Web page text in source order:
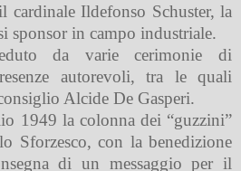
Ildefonso Schuster, la
sponsor in campo industriale.
da varie cerimonie di
autorevoli, tra le quali
Alcide De Gasperi.
1949 la colonna dei “guzzini”
Sforzesco, con la benedizione
di un messaggio per il